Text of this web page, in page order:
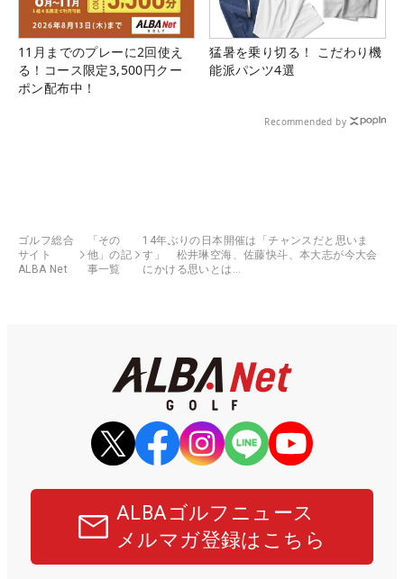
11月までのプレーに2回使え
る！コース限定3,500円クー
ポン配布中！
猛暑を乗り切る！ こだわり機
能派パンツ4選
Recommended by
ゴルフ総合
サイト
ALBA Net
「その
他」の記
事一覧
14年ぶりの日本開催は「チャンスだと思いま
す」 松井琳空海、佐藤快斗、本大志が今大会
にかける思いとは…
ALBAゴルフニュース
メルマガ登録はこちら